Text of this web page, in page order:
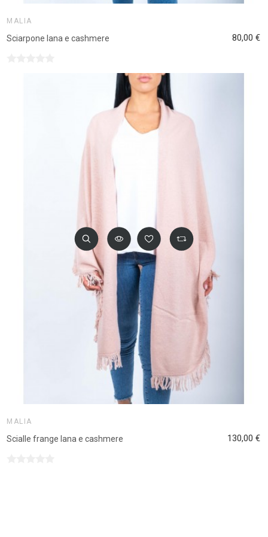
MALIA
Sciarpone lana e cashmere 80,00 €
MALIA
Scialle frange lana e cashmere 130,00 €